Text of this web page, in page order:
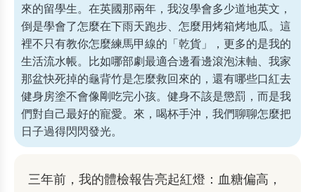
來的留學生。在英國那兩年，我沒學會多少道地英文，
倒是學會了怎麼在下雨天跑步、怎麼用烤箱烤地瓜。這
裡不只有教你怎麼練馬甲線的「乾貨」，更多的是我的
生活流水帳。比如哪部劇最適合邊看邊滾泡沫軸、我家
那盆快死掉的龜背竹是怎麼救回來的，還有哪些口紅去
健身房塗不會像剛吃完小孩。健身不該是懲罰，而是我
們對自己最好的寵愛。來，喝杯手沖，我們聊聊怎麼把
日子過得閃閃發光。
三年前，我的體檢報告亮起紅燈：血糖偏高，